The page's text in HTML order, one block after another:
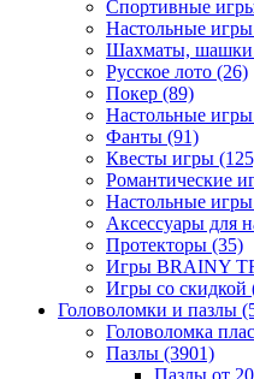
Спортивные
Настольные
Шахматы, шашки
Русское лото (26)
Покер (89)
Настольные
Фанты (91)
Квесты игры
Романтические
Настольные
Аксессуары для
Протекторы (35)
Игры BRAINY
Игры со скидкой
Головоломки и пазлы
Головоломка
Пазлы (3901)